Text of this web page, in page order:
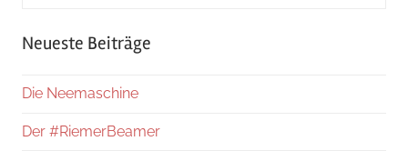
Neueste Beiträge
Die Neemaschine
Der #RiemerBeamer